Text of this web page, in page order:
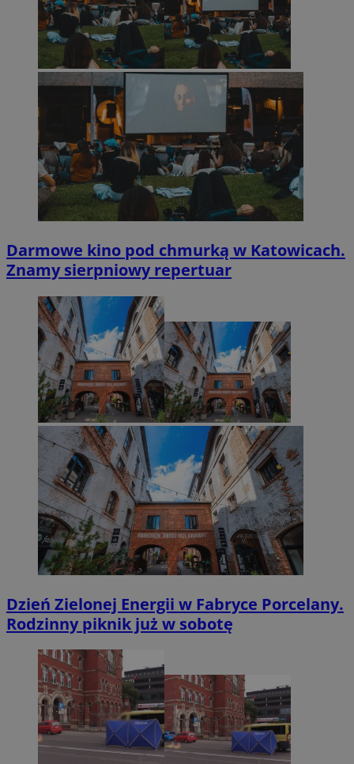
Darmowe kino pod chmurką w Katowicach.
Znamy sierpniowy repertuar
Dzień Zielonej Energii w Fabryce Porcelany.
Rodzinny piknik już w sobotę